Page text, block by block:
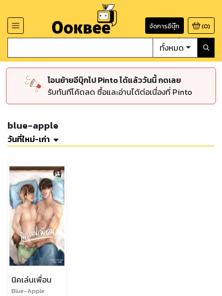
จัดการอีบุ๊ก (0)
ทั้งหมด
โอนย้ายอีบุ๊กไป Pinto ได้แล้ววันนี้ กดเลย
รับทันทีโค้ดลด ซื้อและอ่านได้ต่อเนื่องที่ Pinto
blue-apple
วันที่ใหม่-เก่า
นิคเล่นเพื่อน
Blue-Apple